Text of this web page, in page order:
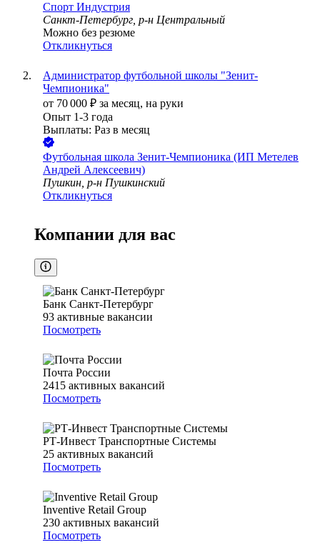
Спорт Индустрия
Санкт-Петербург, р-н Центральный
Можно без резюме
Откликнуться
Администратор футбольной школы "Зенит-
Чемпионика"
от 70 000 ₽ за месяц, на руки
Опыт 1-3 года
Выплаты: Раз в месяц
Футбольная школа Зенит-Чемпионика (ИП Метелев
Андрей Алексеевич)
Пушкин, р-н Пушкинский
Откликнуться
Компании для вас
Банк Санкт-Петербург
93 активные вакансии
Посмотреть
Почта России
2415 активных вакансий
Посмотреть
РТ-Инвест Транспортные Системы
25 активных вакансий
Посмотреть
Inventive Retail Group
230 активных вакансий
Посмотреть